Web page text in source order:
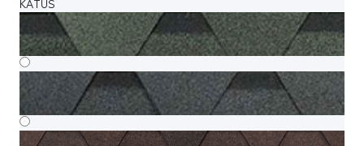
KATUS